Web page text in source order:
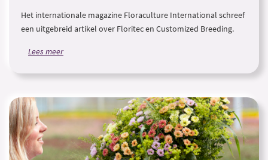
Het internationale magazine Floraculture International schreef
een uitgebreid artikel over Floritec en Customized Breeding.
Lees meer